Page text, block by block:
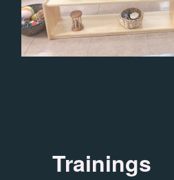
Trainings